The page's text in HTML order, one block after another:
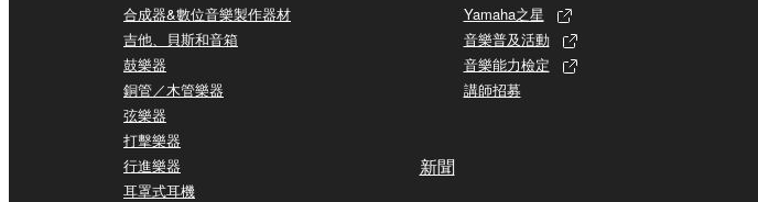
合成器&數位音樂製作器材
吉他、貝斯和音箱
鼓樂器
銅管／木管樂器
弦樂器
打擊樂器
行進樂器
耳罩式耳機
Yamaha之星
音樂普及活動
音樂能力檢定
講師招募
新聞